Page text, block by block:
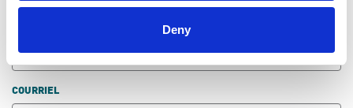
Deny
COURRIEL